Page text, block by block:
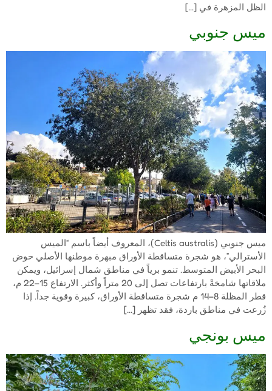
الظل المزهرة في […]
ميس جنوبي
ميس جنوبي (Celtis australis)، المعروف أيضاً باسم “الميس
الأسترالي”، هو شجرة متساقطة الأوراق مبهرة موطنها الأصلي حوض
البحر الأبيض المتوسط. تنمو برياً في مناطق شمال إسرائيل، ويمكن
ملاقاتها شامخةً بارتفاعات تصل إلى 20 متراً وأكثر. الارتفاع 15–22 م،
قطر المظلة 8–14 م شجرة متساقطة الأوراق، كبيرة وقوية جداً. إذا
زُرعت في مناطق باردة، فقد تظهر […]
ميس بونجي